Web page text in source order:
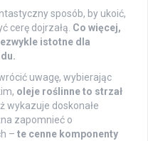
sposób, by ukoić,
cerę dojrzałą. Co więcej,
istotne dla
uwagę, wybierając
oleje roślinne to strzał
wykazuje doskonałe
zapomnieć o
– te cenne komponenty